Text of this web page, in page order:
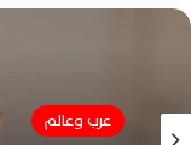
عرب وعالم